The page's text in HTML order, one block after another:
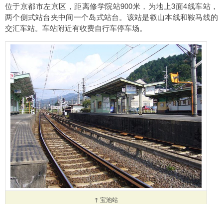
位于京都市左京区，距离修学院站900米，为地上3面4线车站，
两个侧式站台夹中间一个岛式站台。该站是叡山本线和鞍马线的
交汇车站。车站附近有收费自行车停车场。
↑ 宝池站